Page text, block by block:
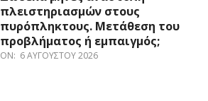
πλειστηριασμών στους
πυρόπληκτους. Μετάθεση του
προβλήματος ή εμπαιγμός;
ON: 6 ΑΥΓΟΎΣΤΟΥ 2026